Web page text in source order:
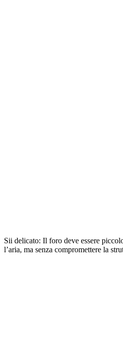
Sii delicato: Il foro deve essere
l’aria, ma senza compromettere la